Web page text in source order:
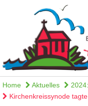
Home Aktuelles
Kirchenkreissynode tagte